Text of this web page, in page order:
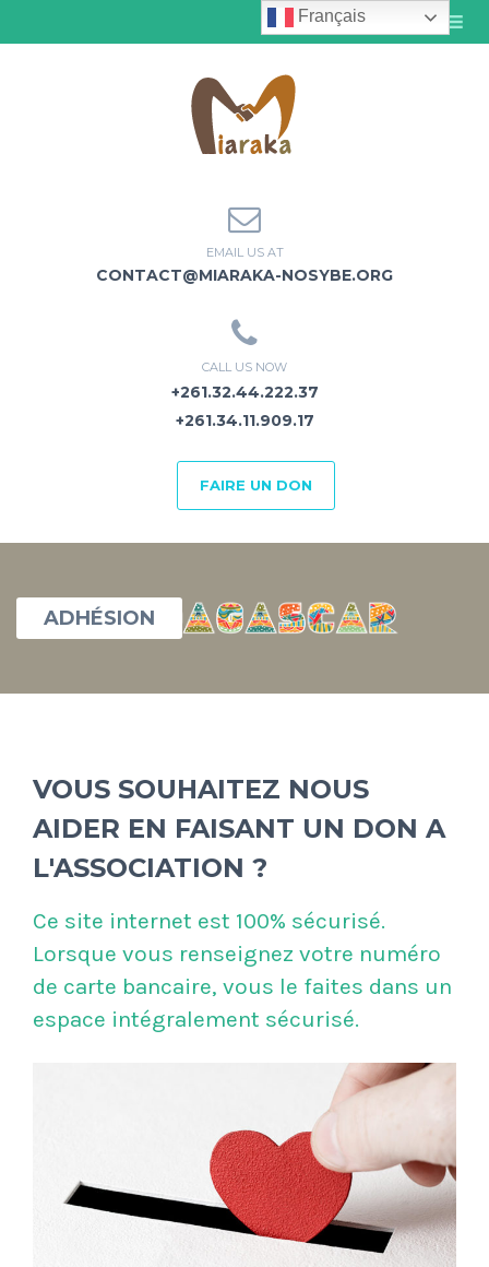
MENU
EMAIL US AT
CONTACT@MIARAKA-NOSYBE.ORG
CALL US NOW
+261.32.44.222.37
+261.34.11.909.17
FAIRE UN DON
ADHÉSION
VOUS SOUHAITEZ NOUS
AIDER EN FAISANT UN DON A
L'ASSOCIATION ?
Ce site internet est 100% sécurisé.
Lorsque vous renseignez votre numéro
de carte bancaire, vous le faites dans un
espace intégralement sécurisé.
Français